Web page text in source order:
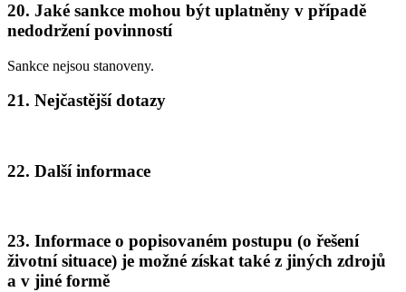
20. Jaké sankce mohou být uplatněny v případě
nedodržení povinností
Sankce nejsou stanoveny.
21. Nejčastější dotazy
22. Další informace
23. Informace o popisovaném postupu (o řešení
životní situace) je možné získat také z jiných zdrojů
a v jiné formě